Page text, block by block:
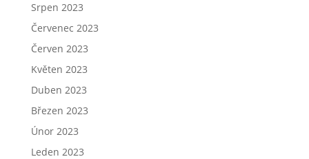
Srpen 2023
Červenec 2023
Červen 2023
Květen 2023
Duben 2023
Březen 2023
Únor 2023
Leden 2023